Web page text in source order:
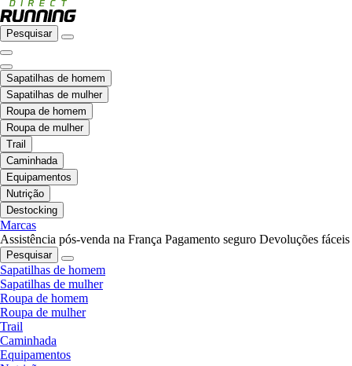
Pesquisar
Sapatilhas de homem
Sapatilhas de mulher
Roupa de homem
Roupa de mulher
Trail
Caminhada
Equipamentos
Nutrição
Destocking
Marcas
Assistência pós-venda na França Pagamento seguro Devoluções fáceis
Pesquisar
Sapatilhas de homem
Sapatilhas de mulher
Roupa de homem
Roupa de mulher
Trail
Caminhada
Equipamentos